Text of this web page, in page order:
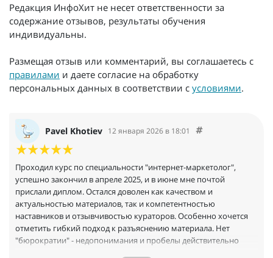
Редакция ИнфоХит не несет ответственности за
содержание отзывов, результаты обучения
индивидуальны.
Размещая отзыв или комментарий, вы соглашаетесь с
правилами и даете согласие на обработку
персональных данных в соответствии с условиями.
Pavel Khotiev 12 января 2026 в 18:01
Проходил курс по специальности "интернет-маркетолог",
успешно закончил в апреле 2025, и в июне мне почтой
прислали диплом. Остался доволен как качеством и
актуальностью материалов, так и компетентностью
наставников и отзывчивостью кураторов. Особенно хочется
отметить гибкий подход к разъяснению материала. Нет
"бюрократии" - недопонимания и пробелы действительно